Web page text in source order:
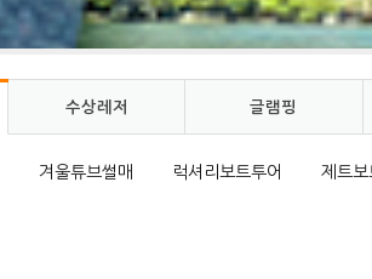
수상레저 글램핑
겨울튜브썰매 럭셔리보트투어 제트